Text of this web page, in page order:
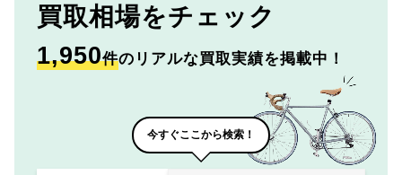
買取相場をチェック
1,950件のリアルな買取実績を掲載中！
今すぐここから検索！